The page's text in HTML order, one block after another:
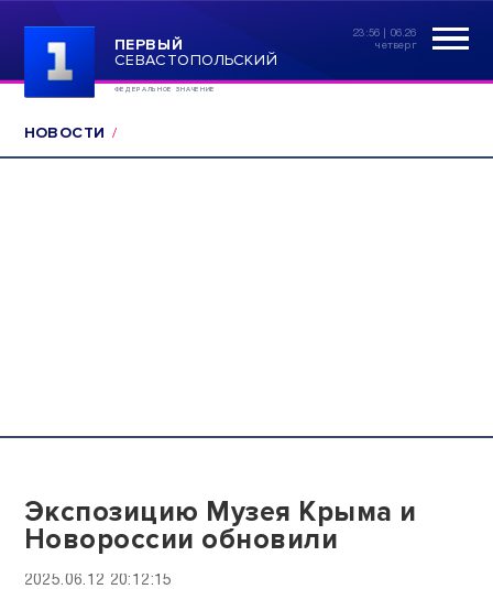
ПЕРВЫЙ
СЕВАСТОПОЛЬСКИЙ
ФЕДЕРАЛЬНОЕ ЗНАЧЕНИЕ
23:56 | 06.26
четверг
НОВОСТИ
Экспозицию Музея Крыма и
Новороссии обновили
2025.06.12 20:12:15